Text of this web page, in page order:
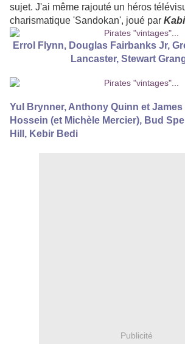
sujet. J'ai même rajouté un héros
charismatique 'Sandokan', joué par
Errol Flynn, Douglas Fairbanks Jr,
Lancaster, Stewart
Yul Brynner, Anthony Quinn et
Hossein (et Michèle Mercier), Bud
Hill, Kebir Bedi
Publicité